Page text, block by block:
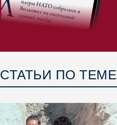
СТАТЬИ ПО ТЕМЕ